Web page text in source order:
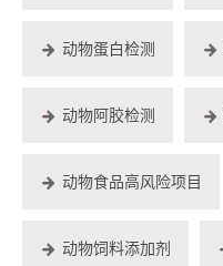
动物蛋白检测
动物阿胶检测
动物食品高风险项目
动物饲料添加剂